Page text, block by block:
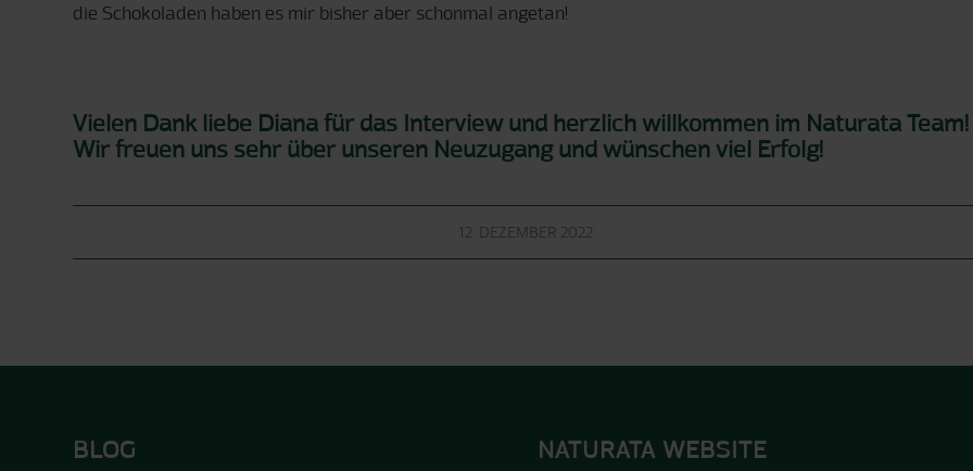
die Schokoladen haben es mir bisher aber schonmal angetan!
Vielen Dank liebe Diana für das Interview und herzlich willkommen im Naturata Team!
Wir freuen uns sehr über unseren Neuzugang und wünschen viel Erfolg!
12. DEZEMBER 2022
BLOG NATURATA WEBSITE